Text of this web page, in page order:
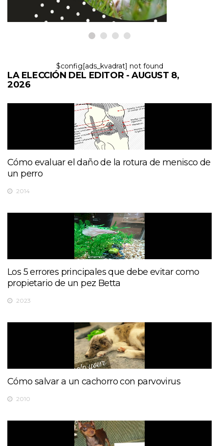
$config[ads_kvadrat] not found
LA ELECCIÓN DEL EDITOR - AUGUST 8,
2026
Cómo evaluar el daño de la rotura de menisco de
un perro
2014
Los 5 errores principales que debe evitar como
propietario de un pez Betta
2023
Cómo salvar a un cachorro con parvovirus
2010